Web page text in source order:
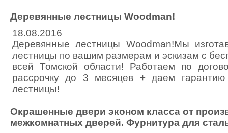
Деревянные лестницы Woodman!
18.08.2016
Деревянные лестницы Woodman!Мы
лестницы по вашим размерам и эскизам с
всей Томской области! Работаем по
рассрочку до 3 месяцев + даем
лестницы!
Окрашенные двери эконом класса от
межкомнатных дверей. Фурнитура для